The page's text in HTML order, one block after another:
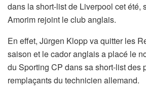
dans la short-list de Liverpool cet été,
Amorim rejoint le club anglais.
En effet, Jürgen Klopp va quitter les
saison et le cador anglais a placé le
du Sporting CP dans sa short-list des
remplaçants du technicien allemand.